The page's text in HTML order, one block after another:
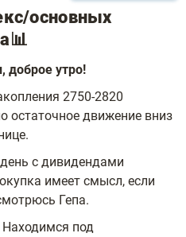
основных
доброе утро!
2750-2820
остаточное движение вниз
с дивидендами
имеет смысл, если
Гепа.
Находимся под